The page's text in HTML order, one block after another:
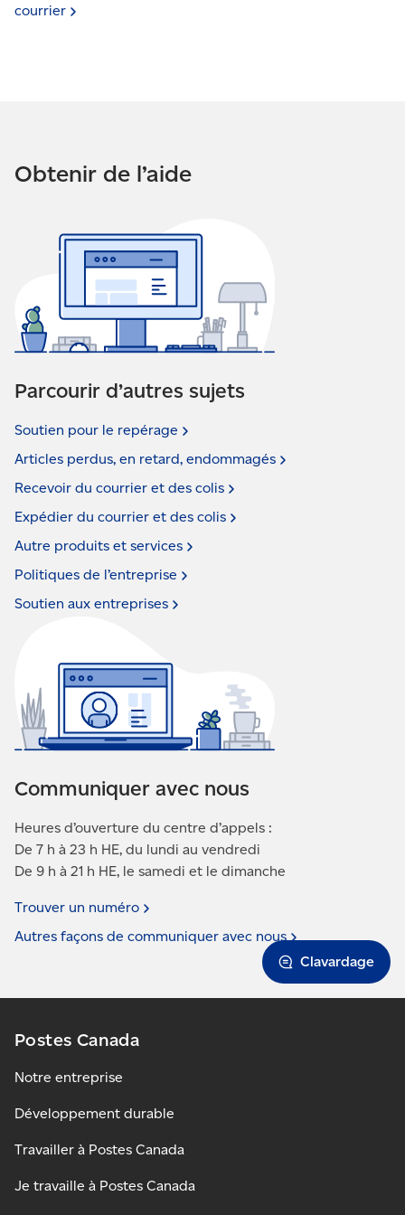
Vous pouvez également utiliser le service pour
courrier
Obtenir de l’aide
Clavardage
Parcourir d’autres sujets
Soutien pour le repérage
Articles perdus, en retard, endommagés
Recevoir du courrier et des colis
Expédier du courrier et des colis
Autre produits et services
Politiques de l’entreprise
Soutien aux entreprises
Communiquer avec nous
Heures d’ouverture du centre d’appels :
De 7 h à 23 h HE, du lundi au vendredi
De 9 h à 21 h HE, le samedi et le dimanche
Trouver un numéro
Autres façons de communiquer avec nous
Postes Canada
Notre entreprise
Développement durable
Travailler à Postes Canada
Je travaille à Postes Canada